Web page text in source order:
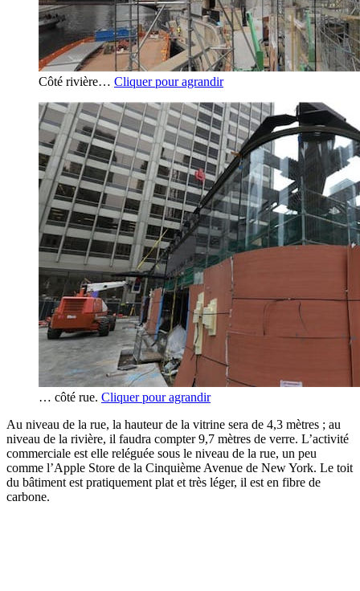
Côté rivière… Cliquer pour agrandir
… côté rue. Cliquer pour agrandir
Au niveau de la rue, la hauteur de la vitrine sera de 4,3 mètres ; au
niveau de la rivière, il faudra compter 9,7 mètres de verre. L’activité
commerciale est elle reléguée sous le niveau de la rue, un peu
comme l’Apple Store de la Cinquième Avenue de New York. Le toit
du bâtiment est pratiquement plat et très léger, il est en fibre de
carbone.